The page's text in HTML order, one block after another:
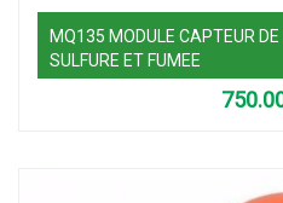
MQ135 MODULE CAPTEUR
SULFURE ET FUMEE